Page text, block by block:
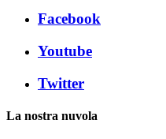
Facebook
Youtube
Twitter
La nostra nuvola